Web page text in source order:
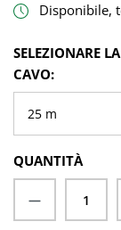
Disponibile,
SELEZIONA
SELEZIONARE
CAVO:
QUANTITÀ
Quantità